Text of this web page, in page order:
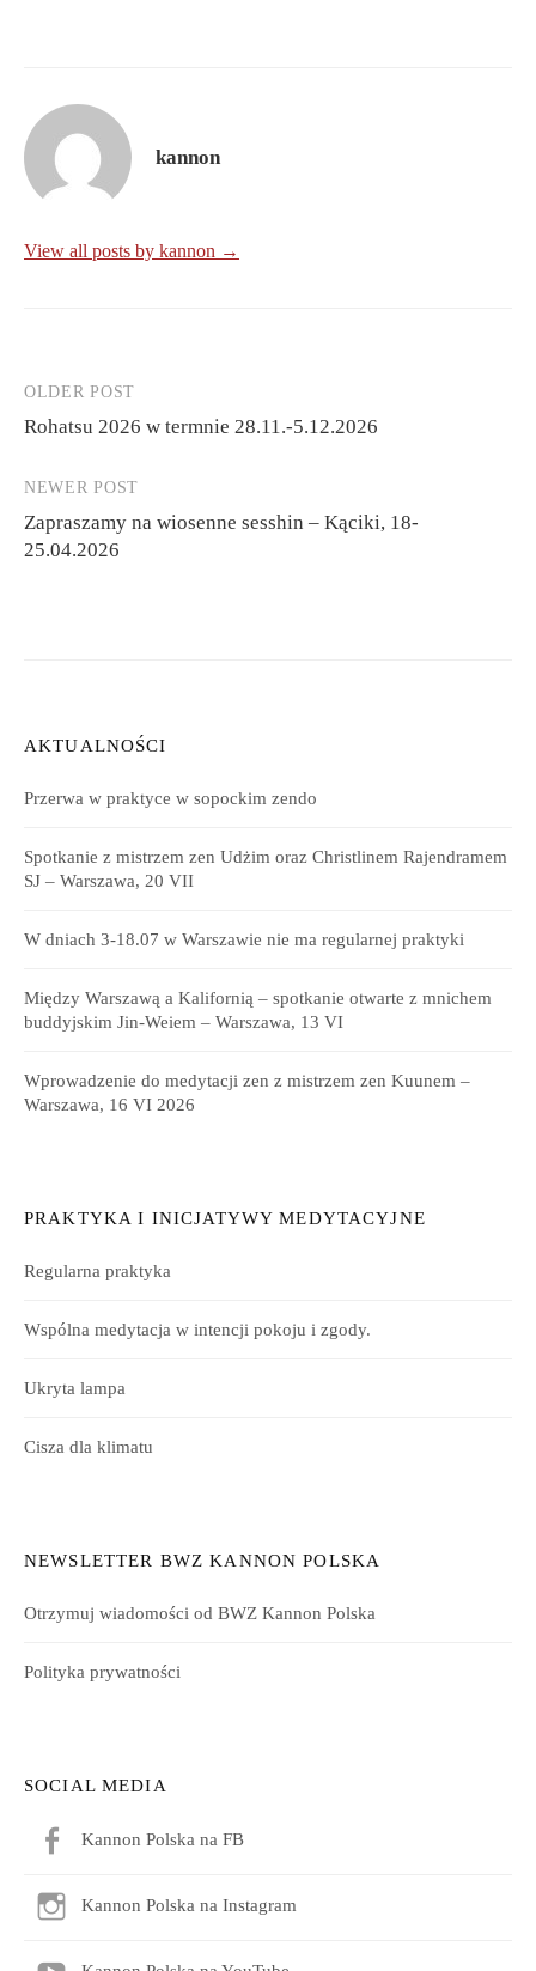
kannon
View all posts by kannon →
Post
navigation
OLDER POST
Rohatsu 2026 w termnie 28.11.-5.12.2026
NEWER POST
Zapraszamy na wiosenne sesshin – Kąciki, 18-
25.04.2026
AKTUALNOŚCI
Przerwa w praktyce w sopockim zendo
Spotkanie z mistrzem zen Udżim oraz Christlinem Rajendramem
SJ – Warszawa, 20 VII
W dniach 3-18.07 w Warszawie nie ma regularnej praktyki
Między Warszawą a Kalifornią – spotkanie otwarte z mnichem
buddyjskim Jin-Weiem – Warszawa, 13 VI
Wprowadzenie do medytacji zen z mistrzem zen Kuunem –
Warszawa, 16 VI 2026
PRAKTYKA I INICJATYWY MEDYTACYJNE
Regularna praktyka
Wspólna medytacja w intencji pokoju i zgody.
Ukryta lampa
Cisza dla klimatu
NEWSLETTER BWZ KANNON POLSKA
Otrzymuj wiadomości od BWZ Kannon Polska
Polityka prywatności
SOCIAL MEDIA
Kannon Polska na FB
Kannon Polska na Instagram